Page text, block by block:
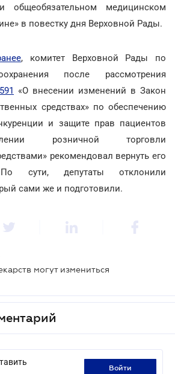
общеобязательном медицинском
в повестку дня Верховной Рады.
, комитет Верховной Рады по
после рассмотрения
«О внесении изменений в Закон
средствах» по обеспечению
и защите прав пациентов
розничной торговли
рекомендовал вернуть его
сути, депутаты отклонили
сами же и подготовили.
могут измениться
войти